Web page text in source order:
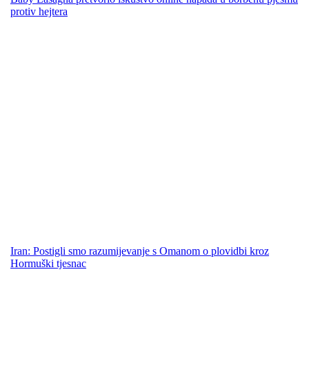
protiv hejtera
Iran: Postigli smo razumijevanje s Omanom o plovidbi kroz
Hormuški tjesnac